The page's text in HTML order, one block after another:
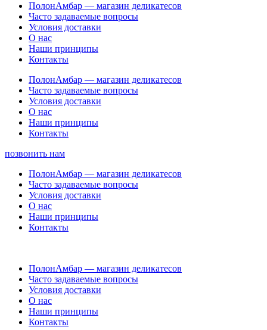
ПолонАмбар — магазин деликатесов
Часто задаваемые вопросы
Условия доставки
О нас
Наши принципы
Контакты
ПолонАмбар — магазин деликатесов
Часто задаваемые вопросы
Условия доставки
О нас
Наши принципы
Контакты
позвонить нам
ПолонАмбар — магазин деликатесов
Часто задаваемые вопросы
Условия доставки
О нас
Наши принципы
Контакты
ПолонАмбар — магазин деликатесов
Часто задаваемые вопросы
Условия доставки
О нас
Наши принципы
Контакты